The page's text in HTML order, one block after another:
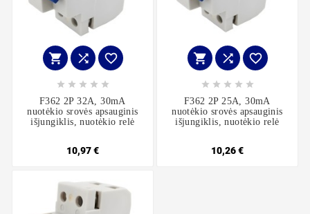
  
    
F362 2P 32A, 30mA
nuotėkio srovės apsauginis
išjungiklis, nuotėkio relė
10,97 €
  
    
F362 2P 25A, 30mA
nuotėkio srovės apsauginis
išjungiklis, nuotėkio relė
10,26 €